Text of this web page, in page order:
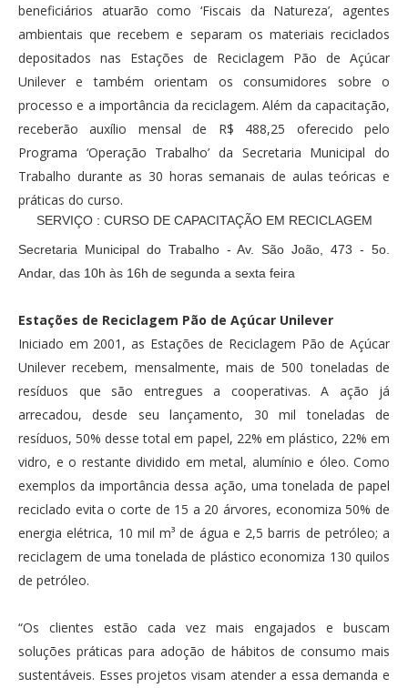
beneficiários atuarão como ‘Fiscais da Natureza’, agentes
ambientais que recebem e separam os materiais reciclados
depositados nas Estações de Reciclagem Pão de Açúcar
Unilever e também orientam os consumidores sobre o
processo e a importância da reciclagem. Além da capacitação,
receberão auxílio mensal de R$ 488,25 oferecido pelo
Programa ‘Operação Trabalho’ da Secretaria Municipal do
Trabalho durante as 30 horas semanais de aulas teóricas e
práticas do curso.
SERVIÇO: CURSO DE CAPACITAÇÃO EM RECICLAGEM
Secretaria Municipal do Trabalho - Av. São João, 473 - 5o.
Andar, das 10h às 16h de segunda a sexta feira
Estações de Reciclagem Pão de Açúcar Unilever
Iniciado em 2001, as Estações de Reciclagem Pão de Açúcar
Unilever recebem, mensalmente, mais de 500 toneladas de
resíduos que são entregues a cooperativas. A ação já
arrecadou, desde seu lançamento, 30 mil toneladas de
resíduos, 50% desse total em papel, 22% em plástico, 22% em
vidro, e o restante dividido em metal, alumínio e óleo. Como
exemplos da importância dessa ação, uma tonelada de papel
reciclado evita o corte de 15 a 20 árvores, economiza 50% de
energia elétrica, 10 mil m³ de água e 2,5 barris de petróleo; a
reciclagem de uma tonelada de plástico economiza 130 quilos
de petróleo.
“Os clientes estão cada vez mais engajados e buscam
soluções práticas para adoção de hábitos de consumo mais
sustentáveis. Esses projetos visam atender a essa demanda e